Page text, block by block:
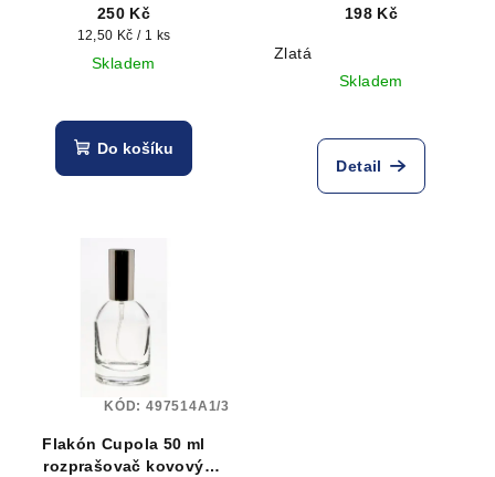
250 Kč
Měrná
cena:
12,50 Kč / 1 ks
Skladem
Do košíku
198 Kč
Zlatá
Skladem
Detail
Flakón Cupola 50 ml
rozprašovač kovový
KÓD: 497514A1/3